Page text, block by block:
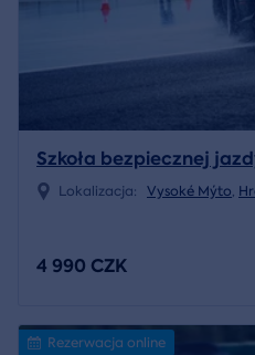
Szkoła bezpiecznej
Lokalizacja: Vysoké Mýto,
4 990 CZK
Rezerwacja online